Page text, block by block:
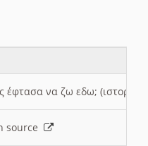
να ζω εδω; (ιστορια)
source